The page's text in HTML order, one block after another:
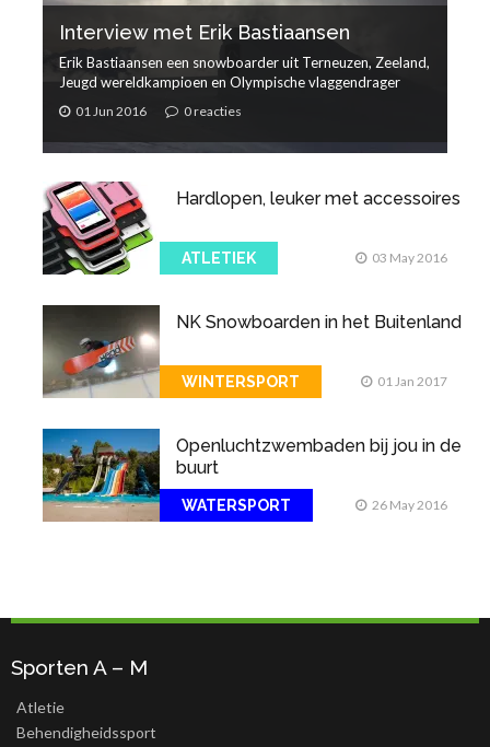
Interview met Erik Bastiaansen
Erik Bastiaansen een snowboarder uit Terneuzen, Zeeland,
Jeugd wereldkampioen en Olympische vlaggendrager
01 Jun 2016 0 reacties
Hardlopen, leuker met accessoires
ATLETIEK 03 May 2016
NK Snowboarden in het Buitenland
WINTERSPORT 01 Jan 2017
Openluchtzwembaden bij jou in de
buurt
WATERSPORT 26 May 2016
Sporten A – M
Atletie
Behendigheidssport